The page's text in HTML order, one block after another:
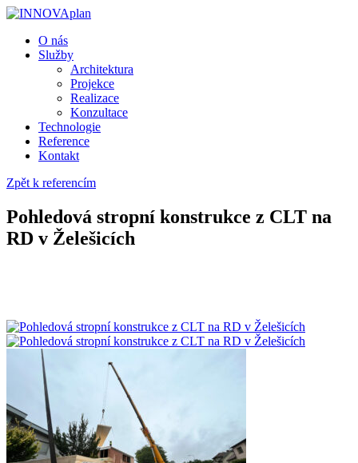
O nás
Služby
Architektura
Projekce
Realizace
Konzultace
Technologie
Reference
Kontakt
Zpět k referencím
Pohledová stropní konstrukce z CLT na
RD v Želešicích